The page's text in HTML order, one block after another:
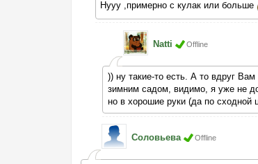
Нууу ,примерно с кулак или больше
Natti Offline
)) ну такие-то есть. А то вдруг
зимним садом, видимо, я уже не
но в хорошие руки (да по сходной
Соловьева Offline